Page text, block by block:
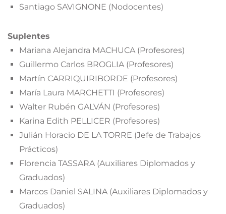
Santiago SAVIGNONE (Nodocentes)
Suplentes
Mariana Alejandra MACHUCA (Profesores)
Guillermo Carlos BROGLIA (Profesores)
Martín CARRIQUIRIBORDE (Profesores)
María Laura MARCHETTI (Profesores)
Walter Rubén GALVÁN (Profesores)
Karina Edith PELLICER (Profesores)
Julián Horacio DE LA TORRE (Jefe de Trabajos
Prácticos)
Florencia TASSARA (Auxiliares Diplomados y
Graduados)
Marcos Daniel SALINA (Auxiliares Diplomados y
Graduados)